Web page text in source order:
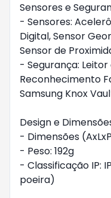
Sensores e
- Sensores:
Digital, Sensor
Sensor de
- Segurança:
Reconhecimento
Samsung Knox
Design e
- Dimensões
- Peso: 192g
- Classificação IP:
poeira)